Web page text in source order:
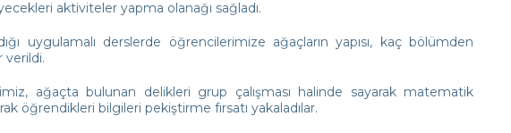
aktiviteler yapma olanağı sağladı.
uygulamalı derslerde öğrencilerimize ağaçların yapısı, kaç bölümden
verildi.
ağaçta bulunan delikleri grup çalışması halinde sayarak matematik
öğrendikleri bilgileri pekiştirme fırsatı yakaladılar.